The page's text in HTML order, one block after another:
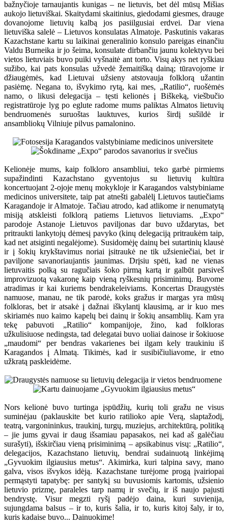
bažnyčioje tarnaujantis kunigas – ne lietuvis, bet dėl mūsų Mišias
aukojo lietuviškai. Skaitydami skaitinius, giedodami giesmes, drauge
dovanojome lietuvių kalbą jos pasiilgusiai erdvei. Dar viena
lietuviška salelė – Lietuvos konsulatas Almatoje. Paskutinis vakaras
Kazachstane kartu su laikinai generalinio konsulo pareigas einančiu
Valdu Burneika ir jo šeima, konsulate dirbančiu jaunu kolektyvu bei
vietos lietuviais buvo puiki vyšnaitė ant torto. Visų akys net ryškiau
sužibo, kai pats konsulas užvedė žemaitišką dainą; tūravojome ir
džiaugėmės, kad Lietuvai užsieny atstovauja folklorą užantin
pasiėmę. Negana to, išvykimo rytą, kai mes, „Ratilio“, ruošėmės
namo, o likusi delegacija – tęsti kelionės į Biškeką, viešbučio
registratūroje lyg po eglute radome mums paliktas Almatos lietuvių
bendruomenės suruoštas lauktuves, kurios širdį sušildė ir
ansambliokų Vilniuje pilvus pamalonino.
Kelionėje mums, kaip folkloro ansambliui, teko garbė pirmiems
supažindinti Kazachstano gyventojus su lietuvių kultūra
koncertuojant 2-ojoje menų mokykloje ir Karagandos valstybiniame
medicinos universitete, taip pat atnešti gabalėlį Lietuvos tautiečiams
Karagandoje ir Almatoje. Tačiau atrodo, kad atlikome ir nenumatytą
misiją atskleisti folklorą patiems Lietuvos lietuviams. „Expo“
parodoje Astanoje Lietuvos paviljonas dar buvo uždarytas, bet
pritraukti lankytojų dėmesį pavyko (kinų delegaciją pritraukėm taip,
kad net atsiginti negalėjome). Susidomėję dainų bei sutartinių klausė
ir į šokių krykštavimus noriai įsitraukė ne tik užsieniečiai, bet ir
paviljone savanoriaujantis jaunimas. Drįsiu spėti, kad ne vienas
lietuvaitis polką su ragučiais šoko pirmą kartą ir galbūt parsiveš
improvizuotą vakaronę kaip vieną ryškesnių prisiminimų. Buvome
atradimas ir kai kuriems bendrakeleiviams. Koncertas Draugystės
namuose, manau, ne tik parodė, koks gražus ir margas yra mūsų
folkloras, bet ir atsakė į dažnai iškylantį klausimą, ar ir kuo mes
skiriamės nuo kaimo kapelų bei dainų ir šokių ansamblių. Kam yra
tekę pabuvoti „Ratilio“ kompanijoje, žino, kad folkloras
užkulisiuose nedingsta, tad delegatai buvo uoliai dainose ir šokiuose
„maudomi“ per bendras vakarienes bei ilgam kely traukiniu iš
Karagandos į Almatą. Tikimės, kad ir susibičiuliavome, ir etno
užkratą paskleidėme.
Nors kelionė buvo turtinga įspūdžių, kurių toli gražu ne visus
suminėjau (paklauskite bet kurio ratilioko apie Verą, slaptažodį,
teatrą, vargonininkus, traukinį, turgų, muziejus, architektūrą, politiką
– jie jums gyvai ir daug išsamiau papasakos, nei kad aš galėčiau
surašyti), išskirčiau vieną prisiminimą – apsikabinus visų: „Ratilio“,
delegacijos, Kazachstano lietuvių, bendrai sudainuotą linkėjimą
„Gyvuokim ilgiausius metus“. Akimirka, kuri talpina savy, mano
galva, visos išvykos idėją. Kazachstane turėjome progą įvairiopai
permąstyti tapatybę: per santykį su buvusiomis kartomis, užsienio
lietuvio prizmę, paraleles tarp namų ir svečių, ir iš naujo pajusti
bendrystę. Visur megzti ryšį padėjo daina, kuri suvienija,
sujungdama balsus – ir to, kuris šalia, ir to, kuris kitoj šaly, ir to,
kuris kadaise buvo... Dainuokime!